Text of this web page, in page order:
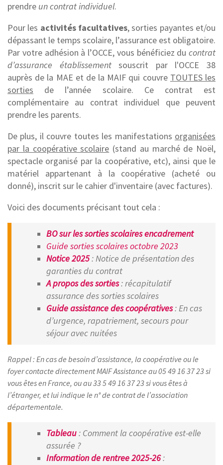
prendre un contrat individuel.
Pour les activités facultatives, sorties payantes et/ou
dépassant le temps scolaire, l’assurance est obligatoire.
Par votre adhésion à l’OCCE, vous bénéficiez du contrat
d’assurance établissementsouscrit par l'OCCE 38
auprès de la MAE et de la MAIF qui couvre TOUTES les
sorties de l’année scolaire. Ce contrat est
complémentaire au contrat individuel que peuvent
prendre les parents.
De plus, il couvre toutes les manifestations organisées
par la coopérative scolaire (stand au marché de Noël,
spectacle organisé par la coopérative, etc), ainsi que le
matériel appartenant à la coopérative (acheté ou
donné), inscrit sur le cahier d'inventaire (avec factures).
Voici des documents précisant tout cela :
BO sur les sorties scolaires encadrement
Guide sorties scolaires octobre 2023
Notice 2025: Notice de présentation des
garanties du contrat
A propos des sorties: récapitulatif
assurance des sorties scolaires
Guide assistance des coopératives: En cas
d’urgence, rapatriement, secours pour
séjour avec nuitées
Rappel : En cas de besoin d’assistance, la coopérative ou le
foyer contacte directement MAIF Assistance au 05 49 16 37 23 si
vous êtes en France, ou au 33 5 49 16 37 23 si vous êtes à
l’étranger, et lui indique le n° de contrat de l’association
départementale.
Tableau: Comment la coopérative est-elle
assurée ?
Information de rentree 2025-26: